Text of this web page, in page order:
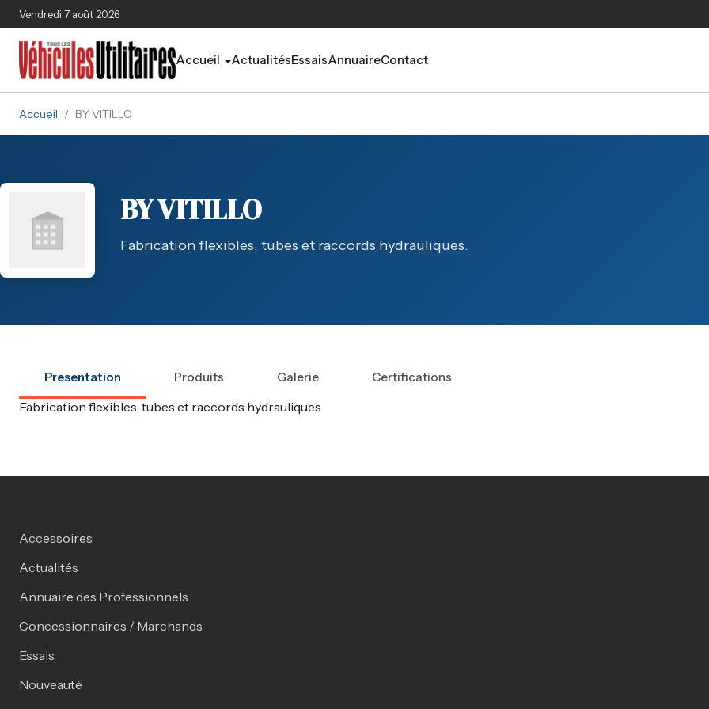
Aller au contenu principal
Vendredi 7 août 2026
Accueil ActualitésEssaisAnnuaireContact
Accueil / BY VITILLO
BY VITILLO
Fabrication flexibles, tubes et raccords hydrauliques.
Presentation Produits Galerie Certifications
Fabrication flexibles, tubes et raccords hydrauliques.
Accessoires
Actualités
Annuaire des Professionnels
Concessionnaires / Marchands
Essais
Nouveauté